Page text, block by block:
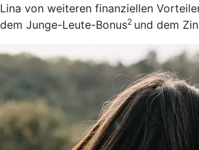
Lina von weiteren finanziellen
dem Junge-Leute-Bonus2 und dem